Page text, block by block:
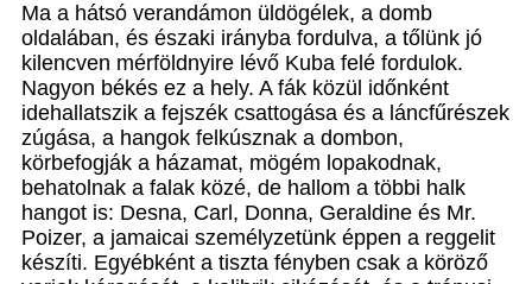
Ma a hátsó verandámon üldögélek, a domb
oldalában, és északi irányba fordulva, a tőlünk jó
kilencven mérföldnyire lévő Kuba felé fordulok.
Nagyon békés ez a hely. A fák közül időnként
idehallatszik a fejszék csattogása és a láncfűrészek
zúgása, a hangok felkúsznak a dombon,
körbefogják a házamat, mögém lopakodnak,
behatolnak a falak közé, de hallom a többi halk
hangot is: Desna, Carl, Donna, Geraldine és Mr.
Poizer, a jamaicai személyzetünk éppen a reggelit
készíti. Egyébként a tiszta fényben csak a köröző